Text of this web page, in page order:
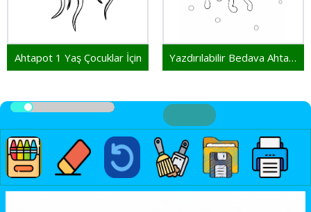
Ahtapot 1 Yaş Çocuklar İçin Yazdırılabilir Bedava Ahtapot